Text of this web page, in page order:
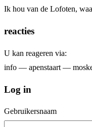
Ik hou van de Lofoten,
reacties
U kan reageren via:
info — apenstaart —
Log in
Gebruikersnaam